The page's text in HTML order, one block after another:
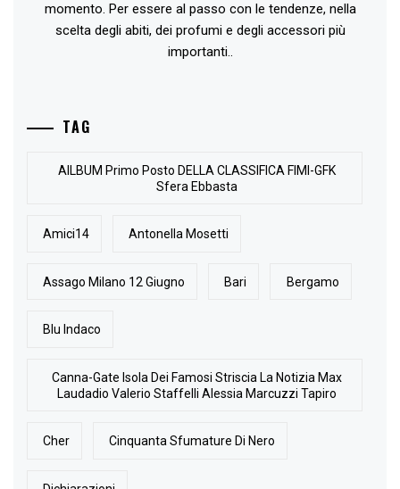
momento. Per essere al passo con le tendenze, nella
scelta degli abiti, dei profumi e degli accessori più
importanti..
TAG
AlLBUM Primo Posto DELLA CLASSIFICA FIMI-GFK
Sfera Ebbasta
Amici14 Antonella Mosetti
Assago Milano 12 Giugno Bari Bergamo
Blu Indaco
Canna-Gate Isola Dei Famosi Striscia La Notizia Max
Laudadio Valerio Staffelli Alessia Marcuzzi Tapiro
Cher Cinquanta Sfumature Di Nero